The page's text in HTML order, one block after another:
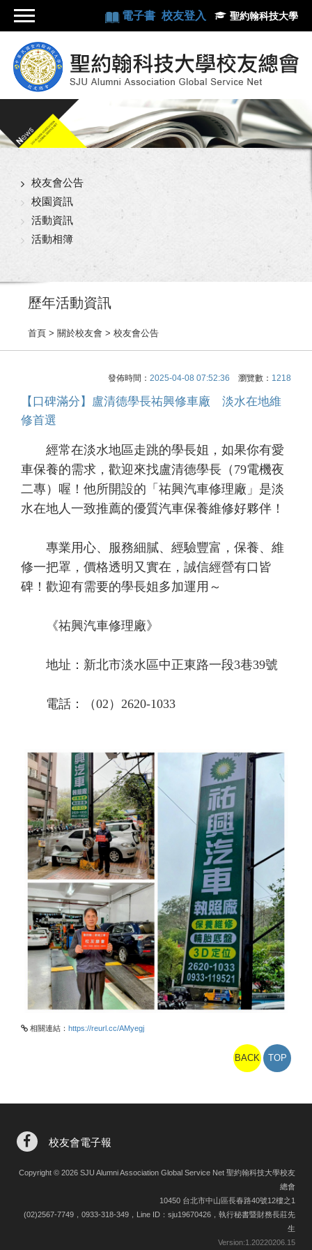
電子書 校友登入 聖約翰科技大學
校友會公告
校園資訊
活動資訊
活動相簿
歷年活動資訊
首頁 > 關於校友會 > 校友會公告
發佈時間： 2025-04-08 07:52:36 瀏覽數： 1218
【口碑滿分】盧清德學長祐興修車廠 淡水在地維
修首選
經常在淡水地區走跳的學長姐，如果你有愛
車保養的需求，歡迎來找盧清德學長（79電機夜
二專）喔！他所開設的「祐興汽車修理廠」是淡
水在地人一致推薦的優質汽車保養維修好夥伴！
專業用心、服務細膩、經驗豐富，保養、維
修一把罩，價格透明又實在，誠信經營有口皆
碑！歡迎有需要的學長姐多加運用～
《祐興汽車修理廠》
地址：新北市淡水區中正東路一段3巷39號
電話：（02）2620-1033
相關連結： https://reurl.cc/AMyegj
BACK TOP
校友會電子報
Copyright © 2026 SJU Alumni Association Global Service Net 聖約翰科技大學校友
總會
10450 台北市中山區長春路40號12樓之1
(02)2567-7749，0933-318-349，Line ID：sju19670426，執行秘書暨財務長莊先
生
Version:1.20220206.15